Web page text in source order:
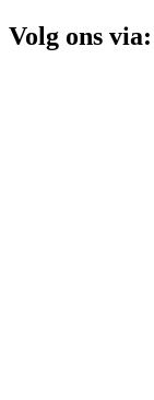
Volg ons via: